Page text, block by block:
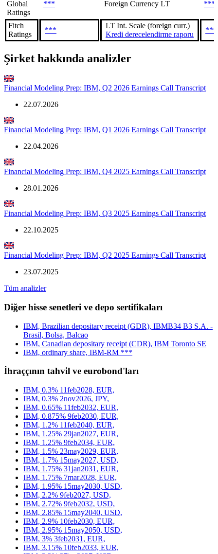
Global
Ratings
*** Foreign Currency LT ***
Fitch
Ratings
***
LT Int. Scale (foreign curr.)
Kredi derecelendirme raporu
***
Şirket hakkında analizler
Financial Modeling Prep: IBM, Q2 2026 Earnings Call Transcript
22.07.2026
Financial Modeling Prep: IBM, Q1 2026 Earnings Call Transcript
22.04.2026
Financial Modeling Prep: IBM, Q4 2025 Earnings Call Transcript
28.01.2026
Financial Modeling Prep: IBM, Q3 2025 Earnings Call Transcript
22.10.2025
Financial Modeling Prep: IBM, Q2 2025 Earnings Call Transcript
23.07.2025
Tüm analizler
Diğer hisse senetleri ve depo sertifikaları
IBM, Brazilian depositary receipt (GDR), IBMB34 B3 S.A. -
Brasil, Bolsa, Balcao
IBM, Canadian depositary receipt (CDR), IBM Toronto SE
IBM, ordinary share, IBM-RM ***
İhraççının tahvil ve eurobond'ları
IBM, 0.3% 11feb2028, EUR,
IBM, 0.3% 2nov2026, JPY,
IBM, 0.65% 11feb2032, EUR,
IBM, 0.875% 9feb2030, EUR,
IBM, 1.2% 11feb2040, EUR,
IBM, 1.25% 29jan2027, EUR,
IBM, 1.25% 9feb2034, EUR,
IBM, 1.5% 23may2029, EUR,
IBM, 1.7% 15may2027, USD,
IBM, 1.75% 31jan2031, EUR,
IBM, 1.75% 7mar2028, EUR,
IBM, 1.95% 15may2030, USD,
IBM, 2.2% 9feb2027, USD,
IBM, 2.72% 9feb2032, USD,
IBM, 2.85% 15may2040, USD,
IBM, 2.9% 10feb2030, EUR,
IBM, 2.95% 15may2050, USD,
IBM, 3% 3feb2031, EUR,
IBM, 3.15% 10feb2033, EUR,